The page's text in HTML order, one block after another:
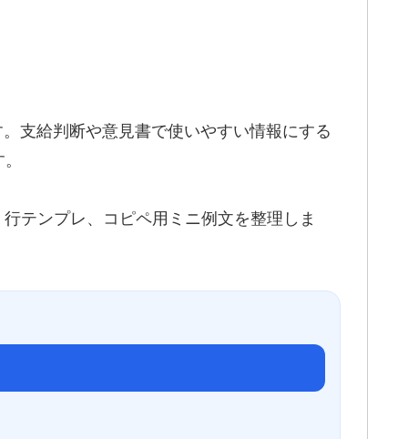
支給判断や意見書で使いやすい情報にする
テンプレ、コピペ用ミニ例文を整理しま